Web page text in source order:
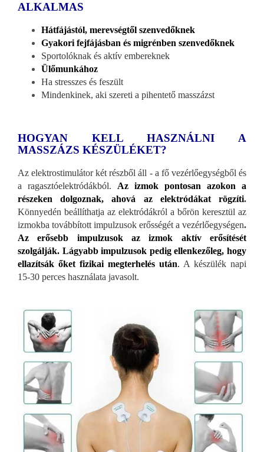
ALKALMAS
Hátfájástól, merevségtől szenvedőknek
Gyakori fejfájásban és migrénben szenvedőknek
Sportolóknak és aktív embereknek
Ülőmunkához
Ha stresszes és feszült
Mindenkinek, aki szereti a pihentető masszázst
HOGYAN KELL HASZNÁLNI A
MASSZÁZS KÉSZÜLÉKET?
Az elektrostimulátor két részből áll - a fő vezérlőegységből és
a ragasztóelektródákból. Az izmok pontosan azokon a
részeken dolgoznak, ahová az elektródákat rögzíti.
Könnyedén beállíthatja az elektródákról a bőrön keresztül az
izmokba továbbított impulzusok erősségét a vezérlőegységen.
Az erősebb impulzusok az izmok aktív erősítését
szolgálják. Lágyabb impulzusok pedig ellenkezőleg, hogy
ellazítsák őket fizikai megterhelés után. A készülék napi
15-30 perces használata javasolt.